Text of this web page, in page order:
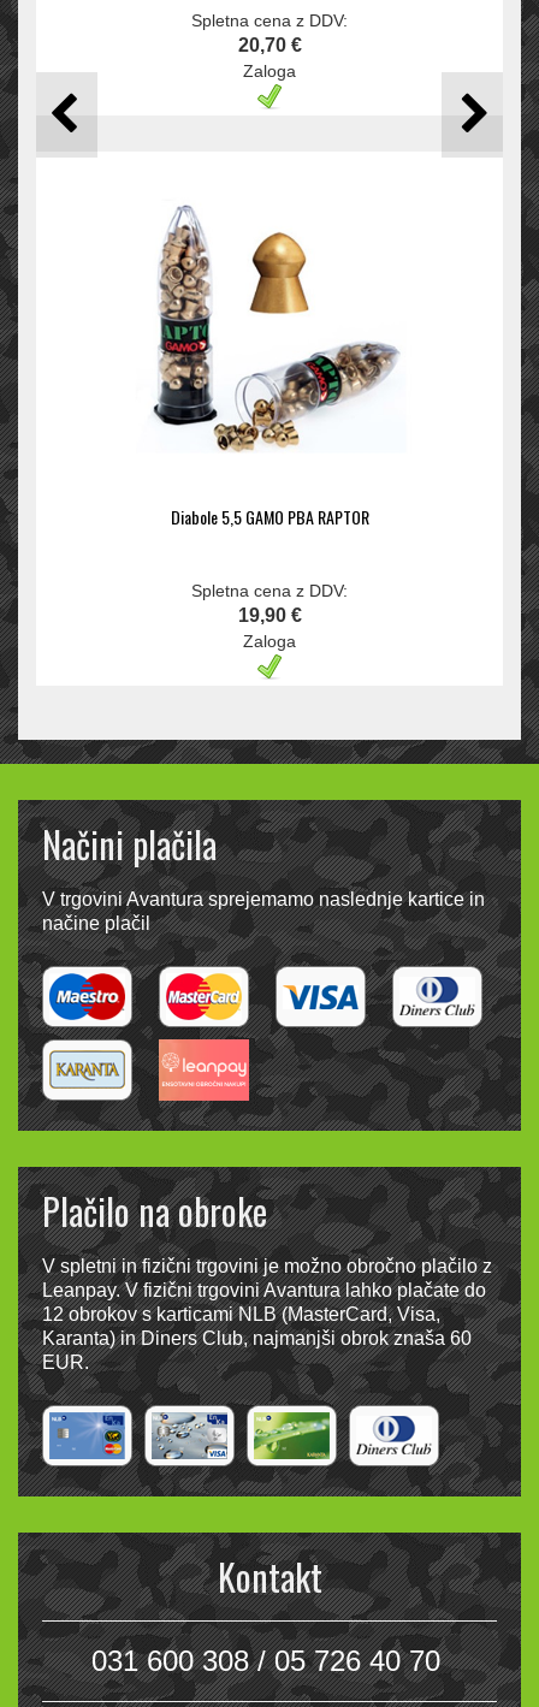
Spletna cena z DDV:
20,70 €
Zaloga
Diabole 5,5 GAMO PBA RAPTOR
Spletna cena z DDV:
19,90 €
Zaloga
Načini plačila
V trgovini Avantura sprejemamo naslednje kartice in
načine plačil
Plačilo na obroke
V spletni in fizični trgovini je možno obročno plačilo z
Leanpay. V fizični trgovini Avantura lahko plačate do
12 obrokov s karticami NLB (MasterCard, Visa,
Karanta) in Diners Club, najmanjši obrok znaša 60
EUR.
Kontakt
031 600 308 / 05 726 40 70